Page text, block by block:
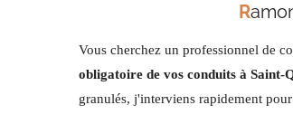
R
Vous cherchez un professionnel de
obligatoire de vos conduits à Saint-
granulés, j'interviens rapidement